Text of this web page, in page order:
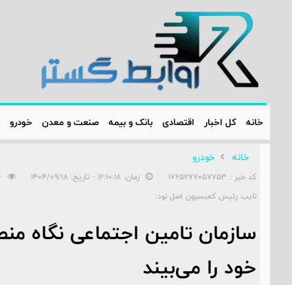
خانه کل اخبار اقتصادی بانک و بیمه صنعت و معدن خودرو
خانه خودرو
کد خبر : 1765277057753 زمان: ۱۲:۱۰:۱۸ - تاریخ: ۱۴۰۴/۰۹/۱۸
نایب رئیس کمیسیون اصل نود:
سازمان تامین اجتماعی نگاه
خود را می‌بیند